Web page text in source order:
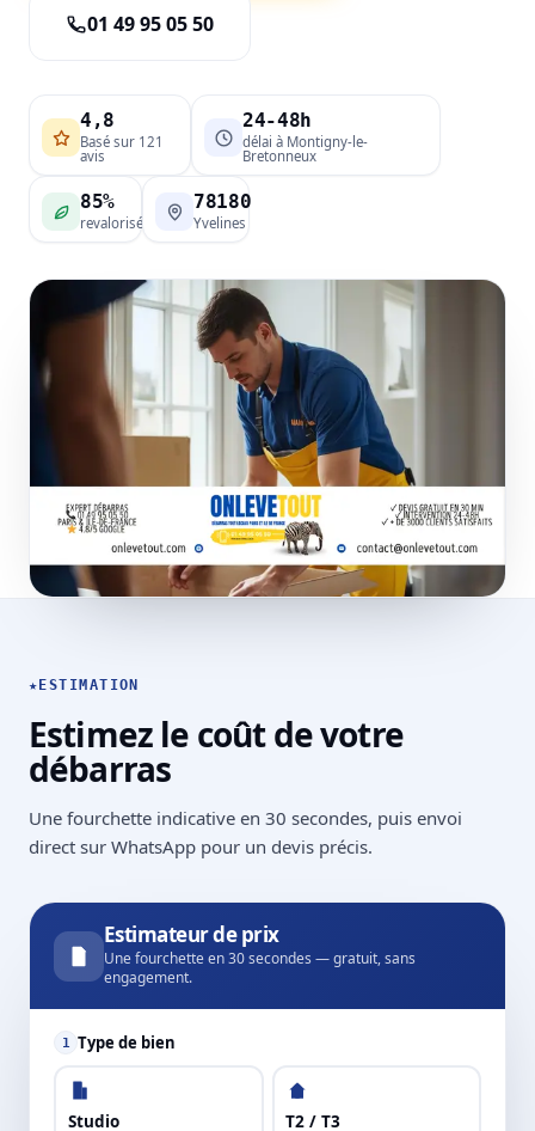
01 49 95 05 50
4,8
Basé sur 121
avis
24-48h
délai à Montigny-le-
Bretonneux
85%
revalorisé
78180
Yvelines
★ ESTIMATION
Estimez le coût de votre
débarras
Une fourchette indicative en 30 secondes, puis envoi
direct sur WhatsApp pour un devis précis.
Estimateur de prix
Une fourchette en 30 secondes — gratuit, sans
engagement.
1 Type de bien
Studio T2 / T3